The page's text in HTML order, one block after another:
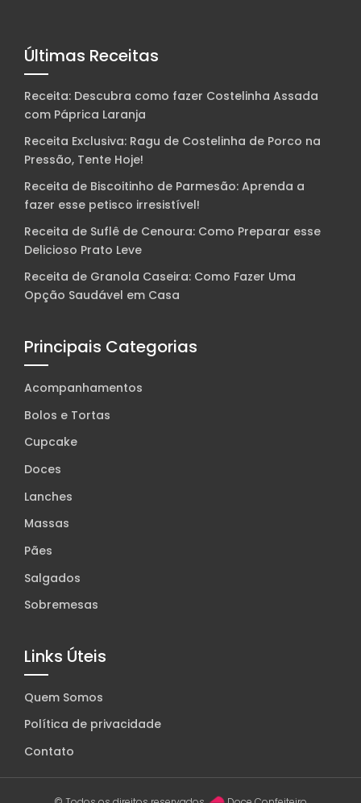
Últimas Receitas
Receita: Descubra como fazer Costelinha Assada
com Páprica Laranja
Receita Exclusiva: Ragu de Costelinha de Porco na
Pressão, Tente Hoje!
Receita de Biscoitinho de Parmesão: Aprenda a
fazer esse petisco irresistível!
Receita de Suflê de Cenoura: Como Preparar esse
Delicioso Prato Leve
Receita de Granola Caseira: Como Fazer Uma
Opção Saudável em Casa
Principais Categorias
Acompanhamentos
Bolos e Tortas
Cupcake
Doces
Lanches
Massas
Pães
Salgados
Sobremesas
Links Úteis
Quem Somos
Política de privacidade
Contato